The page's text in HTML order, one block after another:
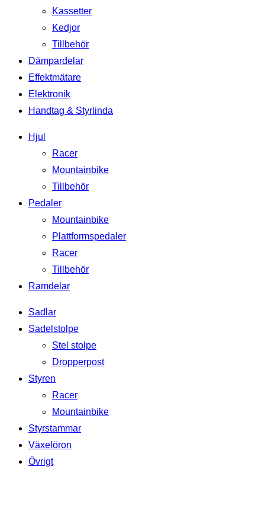
Kassetter
Kedjor
Tillbehör
Dämpardelar
Effektmätare
Elektronik
Handtag & Styrlinda
Hjul
Racer
Mountainbike
Tillbehör
Pedaler
Mountainbike
Plattformspedaler
Racer
Tillbehör
Ramdelar
Sadlar
Sadelstolpe
Stel stolpe
Dropperpost
Styren
Racer
Mountainbike
Styrstammar
Växelöron
Övrigt